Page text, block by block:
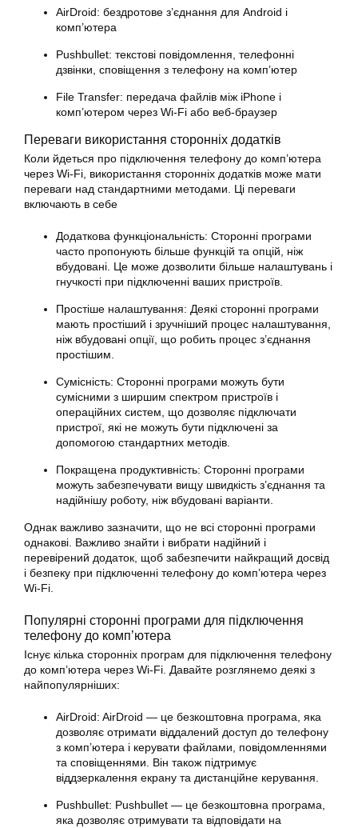
AirDroid: бездротове з’єднання для Android і
комп’ютера
Pushbullet: текстові повідомлення, телефонні
дзвінки, сповіщення з телефону на комп’ютер
File Transfer: передача файлів між iPhone і
комп’ютером через Wi-Fi або веб-браузер
Переваги використання сторонніх додатків
Коли йдеться про підключення телефону до комп’ютера
через Wi-Fi, використання сторонніх додатків може мати
переваги над стандартними методами. Ці переваги
включають в себе
Додаткова функціональність: Сторонні програми
часто пропонують більше функцій та опцій, ніж
вбудовані. Це може дозволити більше налаштувань і
гнучкості при підключенні ваших пристроїв.
Простіше налаштування: Деякі сторонні програми
мають простіший і зручніший процес налаштування,
ніж вбудовані опції, що робить процес з’єднання
простішим.
Сумісність: Сторонні програми можуть бути
сумісними з ширшим спектром пристроїв і
операційних систем, що дозволяє підключати
пристрої, які не можуть бути підключені за
допомогою стандартних методів.
Покращена продуктивність: Сторонні програми
можуть забезпечувати вищу швидкість з’єднання та
надійнішу роботу, ніж вбудовані варіанти.
Однак важливо зазначити, що не всі сторонні програми
однакові. Важливо знайти і вибрати надійний і
перевірений додаток, щоб забезпечити найкращий досвід
і безпеку при підключенні телефону до комп’ютера через
Wi-Fi.
Популярні сторонні програми для підключення
телефону до комп’ютера
Існує кілька сторонніх програм для підключення телефону
до комп’ютера через Wi-Fi. Давайте розглянемо деякі з
найпопулярніших:
AirDroid: AirDroid — це безкоштовна програма, яка
дозволяє отримати віддалений доступ до телефону
з комп’ютера і керувати файлами, повідомленнями
та сповіщеннями. Він також підтримує
віддзеркалення екрану та дистанційне керування.
Pushbullet: Pushbullet — це безкоштовна програма,
яка дозволяє отримувати та відповідати на